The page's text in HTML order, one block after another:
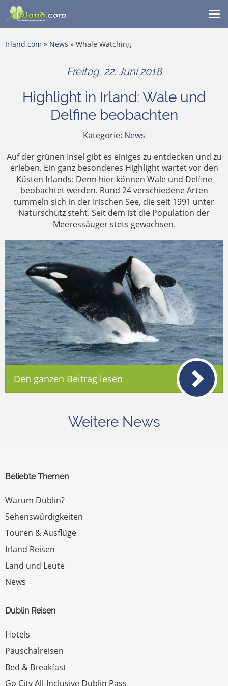
Irland.com » News » Whale Watching
Freitag, 22. Juni 2018
Highlight in Irland: Wale und
Delfine beobachten
Kategorie: News
Auf der grünen Insel gibt es einiges zu entdecken und zu
erleben. Ein ganz besonderes Highlight wartet vor den
Küsten Irlands: Denn hier können Wale und Delfine
beobachtet werden. Rund 24 verschiedene Arten
tummeln sich in der Irischen See, die seit 1991 unter
Naturschutz steht. Seit dem ist die Population der
Meeressäuger stets gewachsen.
Den ganzen Beitrag lesen
Weitere News
Beliebte Themen
Warum Dublin?
Sehenswürdigkeiten
Touren & Ausflüge
Irland Reisen
Land und Leute
News
Dublin Reisen
Hotels
Pauschalreisen
Bed & Breakfast
Go City All-Inclusive Dublin Pass